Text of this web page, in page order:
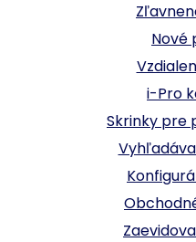
Nové
i-Pro
Skrinky pre